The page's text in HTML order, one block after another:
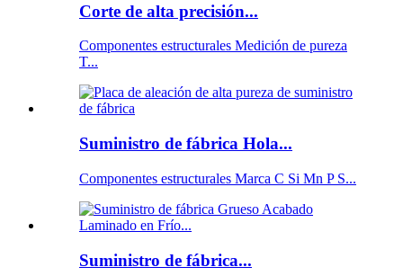
Corte de alta precisión...
Componentes estructurales Medición de pureza
T...
Suministro de fábrica Hola...
Componentes estructurales Marca C Si Mn P S...
Suministro de fábrica...